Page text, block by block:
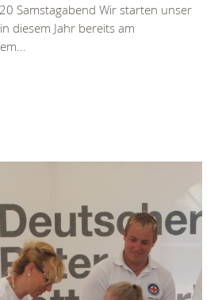
Samstagabend Wir starten unser
diesem Jahr bereits am